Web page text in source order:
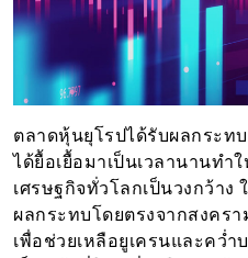
ตลาดหุ้นยุโรปได้รับผลกระท
ได้ยื้อเยื้อมาเป็นเวลานานทำ
เศรษฐกิจทั่วโลกเป็นวงกว้าง
ผลกระทบโดยตรงจากสงคร
เพื่อช่วยเหลือยูเครนและคว่ำ